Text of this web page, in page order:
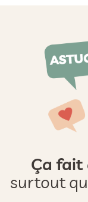
Ça fait
surtout